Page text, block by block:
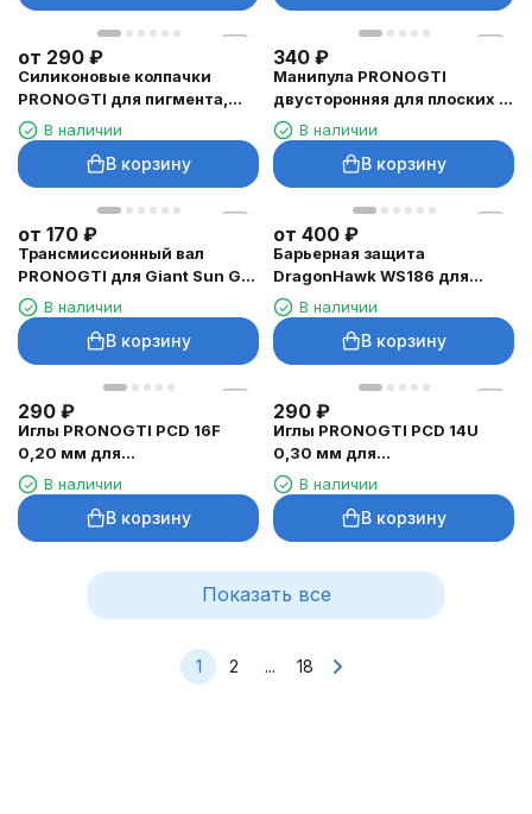
от 290 ₽
Силиконовые колпачки
PRONOGTI для пигмента,
8/13 мм, 100 шт.
В наличии
В корзину
340 ₽
Манипула PRONOGTI
двусторонняя для плоских и
круглых игл, золотая
В наличии
В корзину
от 170 ₽
Трансмиссионный вал
PRONOGTI для Giant Sun G-
8650/G-9740, 1/3 шт.
В наличии
В корзину
от 400 ₽
Барьерная защита
DragonHawk WS186 для
тату-машинок
В наличии
В корзину
290 ₽
Иглы PRONOGTI PCD 16F
0,20 мм для
микроблейдинга, 10 шт
В наличии
В корзину
290 ₽
Иглы PRONOGTI PCD 14U
0,30 мм для
микроблейдинга, 10 шт
В наличии
В корзину
Показать все
1 2 ... 18